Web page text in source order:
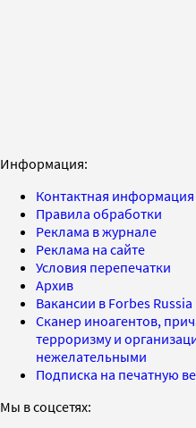
Информация:
Контактная информация
Правила обработки
Реклама в журнале
Реклама на сайте
Условия перепечатки
Архив
Вакансии в Forbes Russia
Сканер иноагентов,
терроризму и
нежелательными
Подписка на печатную
Мы в соцсетях: